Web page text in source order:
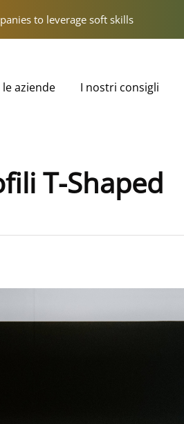
to leverage soft skills
le aziende I nostri consigli
T-Shaped